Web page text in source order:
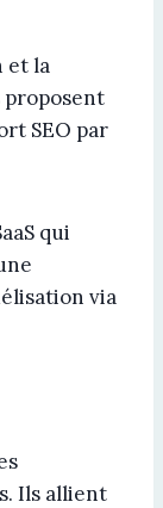
et la
SEO par
qui
via
Ils allient